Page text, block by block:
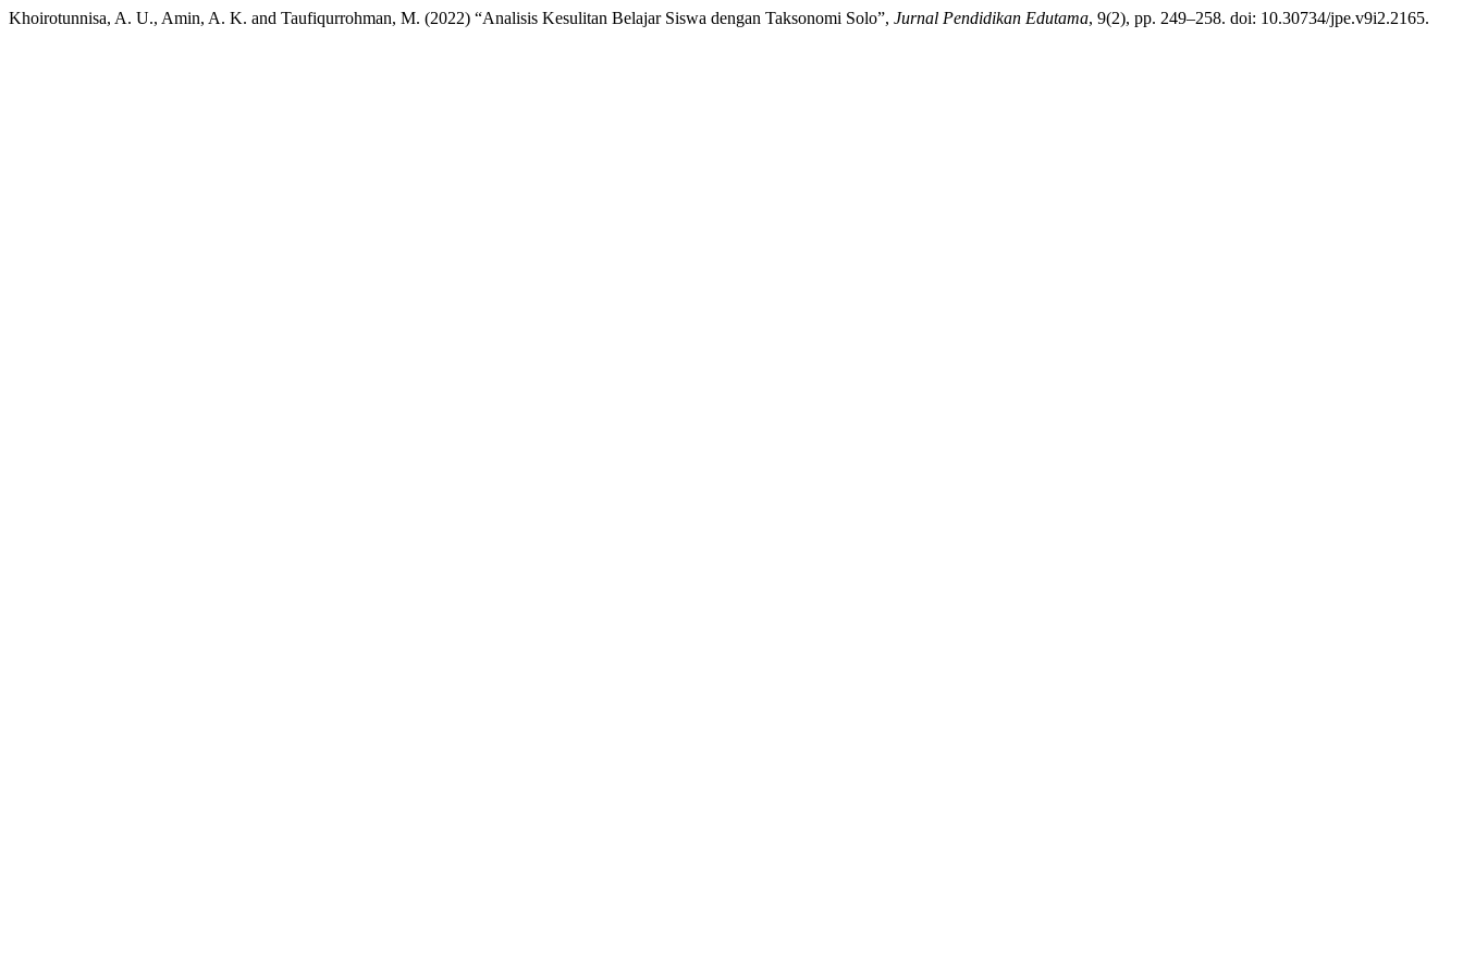
Khoirotunnisa, A. U., Amin, A. K. and Taufiqurrohman, M. (2022) “Analisis Kesulitan Belajar Siswa dengan Taksonomi Solo”, Jurnal Pendidikan Edutama, 9(2), pp. 249–258. doi: 10.30734/jpe.v9i2.2165.